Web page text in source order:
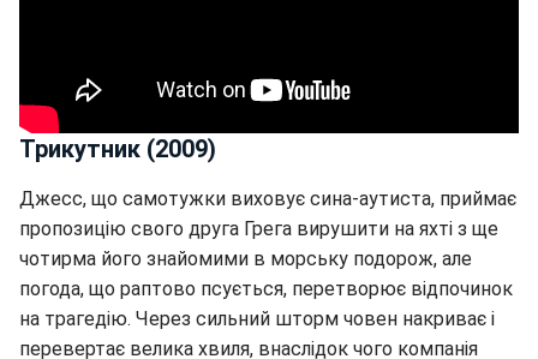
Трикутник (2009)
Джесс, що самотужки виховує сина-аутиста, приймає
пропозицію свого друга Грега вирушити на яхті з ще
чотирма його знайомими в морську подорож, але
погода, що раптово псується, перетворює відпочинок
на трагедію. Через сильний шторм човен накриває і
перевертає велика хвиля, внаслідок чого компанія